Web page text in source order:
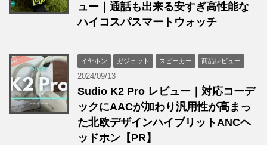
ュー｜通話も出来る安すぎ高性能な
ハイコスパスマートウォッチ
イヤホン ガジェット スピーカー 商品レビュー
2024/09/13
Sudio K2 Pro レビュー｜対応コーデ
ックにAACが加わり汎用性が高まっ
た北欧デザインハイブリットANCヘ
ッドホン【PR】